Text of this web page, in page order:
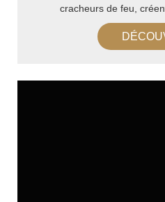
cracheurs de feu,